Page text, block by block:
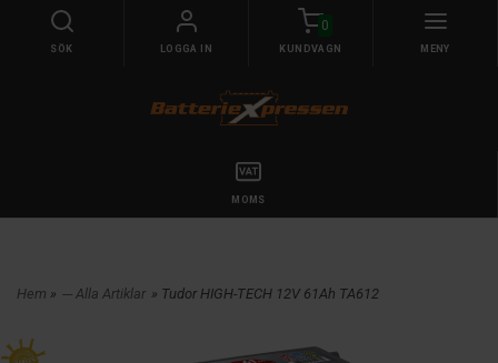
SÖK LOGGA IN
0
KUNDVAGN MENY
MOMS
Hem » --- Alla Artiklar » Tudor HIGH-TECH 12V 61Ah TA612